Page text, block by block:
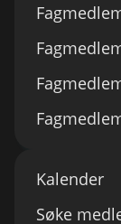
Kalender
Søke